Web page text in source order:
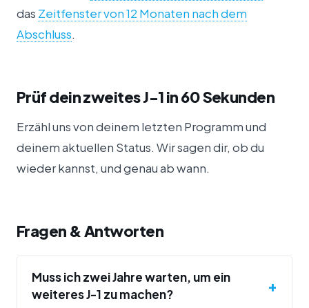
das Zeitfenster von 12 Monaten nach dem
Abschluss.
Prüf dein zweites J-1 in 60 Sekunden
Erzähl uns von deinem letzten Programm und
deinem aktuellen Status. Wir sagen dir, ob du
wieder kannst, und genau ab wann.
Fragen & Antworten
Muss ich zwei Jahre warten, um ein
weiteres J-1 zu machen?
+